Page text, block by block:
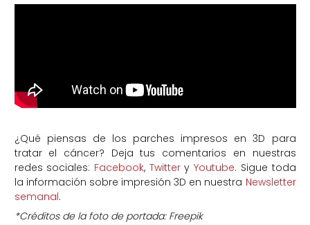
¿Qué piensas de los parches impresos en 3D para
tratar el cáncer? Deja tus comentarios en nuestras
redes sociales: Facebook, TwitteryYoutube. Sigue toda
la información sobre impresión 3D en nuestra Newsletter
semanal.
*Créditos de la foto de portada: Freepik